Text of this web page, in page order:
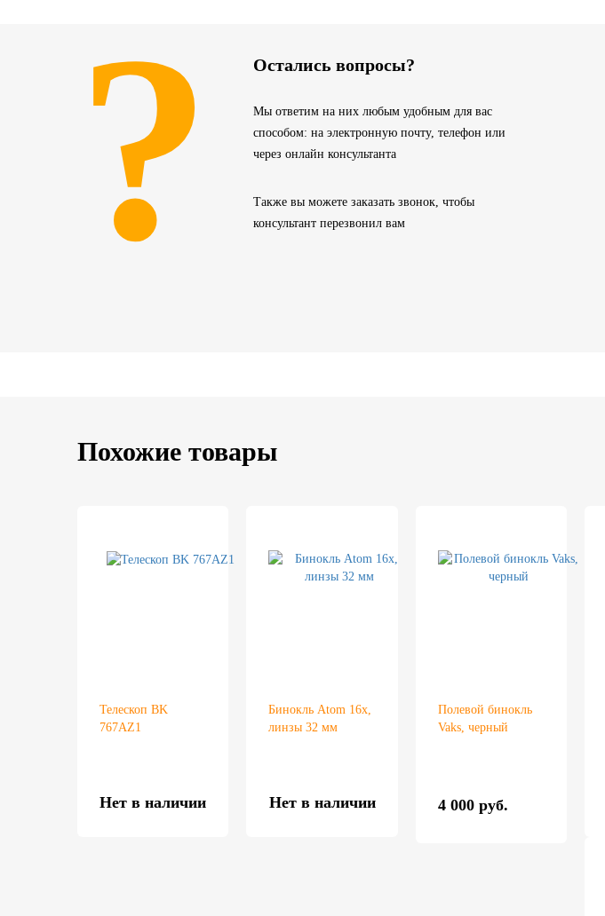
? Остались вопросы?
Мы ответим на них любым удобным для вас
способом: на электронную почту, телефон или
через онлайн консультанта
Также вы можете заказать звонок, чтобы
консультант перезвонил вам
Похожие товары
Телескоп BK
767AZ1
Нет в наличии
Бинокль Atom 16x,
линзы 32 мм
Нет в наличии
Полевой бинокль
Vaks, черный
4 000 руб.